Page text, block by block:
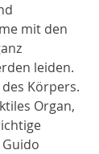
mit den
leiden.
des Körpers.
Organ,